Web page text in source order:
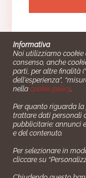
Cucinare.it è un
copyright
Azienda
- Azienda
Informativa
Noi utilizziamo cookie
consenso, anche
parti, per altre finalità
dell'esperienza”,
nellacookie policy.
Per quanto riguarda
trattare dati personali
pubblicitarie: annunci
e del contenuto.
Per selezionare in
cliccare su